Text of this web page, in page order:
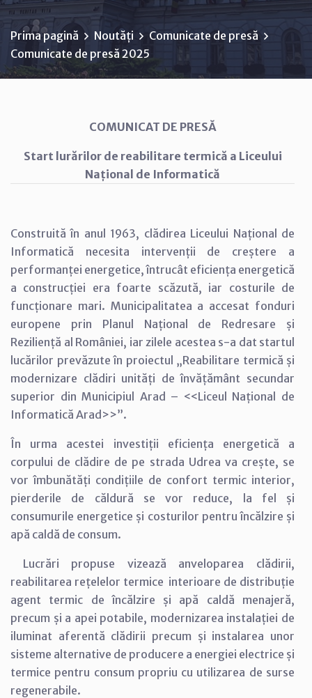
Prima pagină Noutăți
Comunicate de presă
Comunicate de presă 2025
COMUNICAT DE PRESĂ
Start lurărilor de reabilitare termică a Liceului
Național de Informatică
Construită în anul 1963, clădirea Liceului Național de
Informatică necesita intervenții de creștere a
performanței energetice, întrucât eficiența energetică
a construcției era foarte scăzută, iar costurile de
funcționare mari. Municipalitatea a accesat fonduri
europene prin Planul Național de Redresare și
Reziliență al României, iar zilele acestea s-a dat startul
lucărilor prevăzute în proiectul „Reabilitare termică și
modernizare clădiri unități de învățământ secundar
superior din Municipiul Arad – <<Liceul Național de
Informatică Arad>>”.
În urma acestei investiții eficiența energetică a
corpului de clădire de pe strada Udrea va crește, se
vor îmbunătăți condițiile de confort termic interior,
pierderile de căldură se vor reduce, la fel și
consumurile energetice și costurilor pentru încălzire și
apă caldă de consum.
Lucrări propuse vizează anveloparea clădirii,
reabilitarea rețelelor termice interioare de distribuție
agent termic de încălzire și apă caldă menajeră,
precum și a apei potabile, modernizarea instalației de
iluminat aferentă clădirii precum și instalarea unor
sisteme alternative de producere a energiei electrice și
termice pentru consum propriu cu utilizarea de surse
regenerabile.